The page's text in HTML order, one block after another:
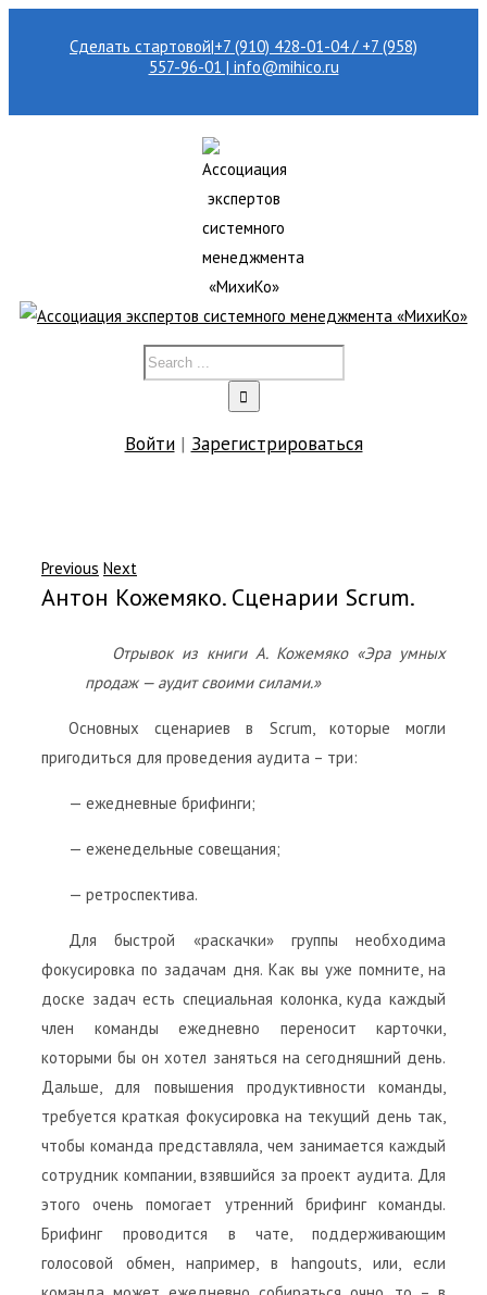
Сделать стартовой|+7 (910) 428-01-04 / +7 (958)
557-96-01 | info@mihico.ru
Войти| Зарегистрироваться
Previous Next
Антон Кожемяко. Сценарии Scrum.
Отрывок из книги А. Кожемяко «Эра умных
продаж — аудит своими силами.»
Основных сценариев в Scrum, которые могли
пригодиться для проведения аудита – три:
— ежедневные брифинги;
— еженедельные совещания;
— ретроспектива.
Для быстрой «раскачки» группы необходима
фокусировка по задачам дня. Как вы уже помните, на
доске задач есть специальная колонка, куда каждый
член команды ежедневно переносит карточки,
которыми бы он хотел заняться на сегодняшний день.
Дальше, для повышения продуктивности команды,
требуется краткая фокусировка на текущий день так,
чтобы команда представляла, чем занимается каждый
сотрудник компании, взявшийся за проект аудита. Для
этого очень помогает утренний брифинг команды.
Брифинг проводится в чате, поддерживающим
голосовой обмен, например, в hangouts, или, если